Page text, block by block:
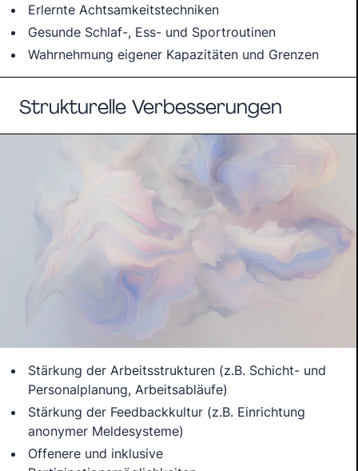
Erlernte Achtsamkeitstechniken
Gesunde Schlaf-, Ess- und Sportroutinen
Wahrnehmung eigener Kapazitäten und Grenzen
Strukturelle Verbesserungen
Stärkung der Arbeitsstrukturen (z.B. Schicht- und
Personalplanung, Arbeitsabläufe)
Stärkung der Feedbackkultur (z.B. Einrichtung
anonymer Meldesysteme)
Offenere und inklusive